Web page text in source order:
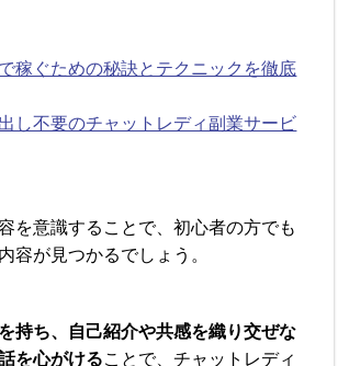
稼ぐための秘訣とテクニックを徹底
し不要のチャットレディ副業サービ
を意識することで、初心者の方でも
容が見つかるでしょう。
持ち、自己紹介や共感を織り交ぜな
を心がけることで、チャットレディ